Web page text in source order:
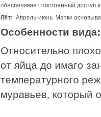
обеспечивает постоянный доступ
Лёт: Апрель-июнь. Матки
Особенности
Относительно
от яйца до имаго
температурного
муравьев, который